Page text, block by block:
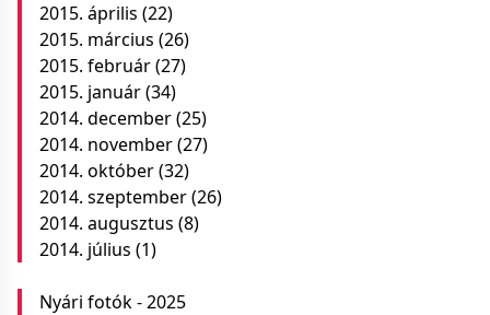
2015. április (22)
2015. március (26)
2015. február(27)
2015. január(34)
2014. december(25)
2014. november(27)
2014. október(32)
2014. szeptember(26)
2014. augusztus (8)
2014. július (1)
Nyári fotók - 2025